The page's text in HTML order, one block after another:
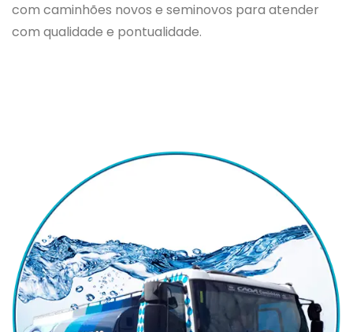
com caminhões novos e seminovos para atender
com qualidade e pontualidade.